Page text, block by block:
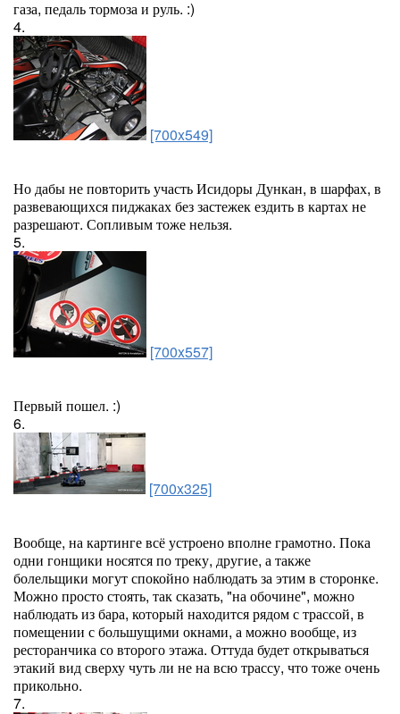
газа, педаль тормоза и руль. :)
4.
[700x549]
Но дабы не повторить участь Исидоры Дункан, в шарфах, в
развевающихся пиджаках без застежек ездить в картах не
разрешают. Сопливым тоже нельзя.
5.
[700x557]
Первый пошел. :)
6.
[700x325]
Вообще, на картинге всё устроено вполне грамотно. Пока
одни гонщики носятся по треку, другие, а также
болельщики могут спокойно наблюдать за этим в сторонке.
Можно просто стоять, так сказать, "на обочине", можно
наблюдать из бара, который находится рядом с трассой, в
помещении с большущими окнами, а можно вообще, из
ресторанчика со второго этажа. Оттуда будет открываться
этакий вид сверху чуть ли не на всю трассу, что тоже очень
прикольно.
7.